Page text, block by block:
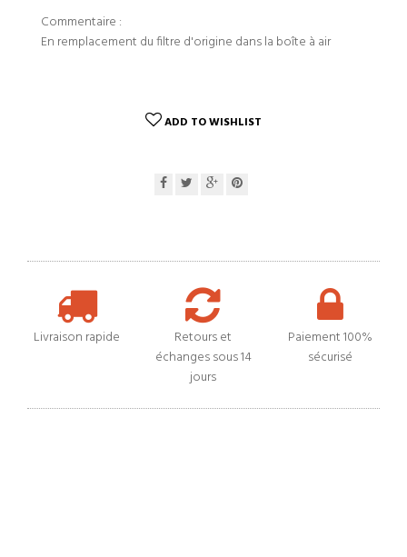
Commentaire :
En remplacement du filtre d'origine dans la boîte à air
ADD TO WISHLIST
Livraison rapide
Retours et
échanges sous 14
jours
Paiement 100%
sécurisé